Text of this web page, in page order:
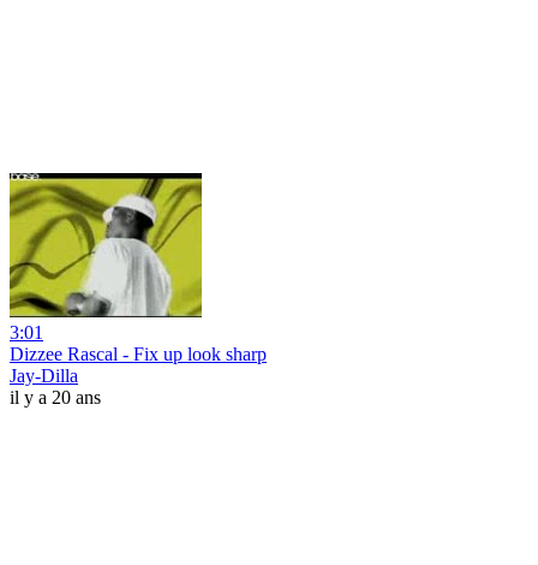
3:01
Dizzee Rascal - Fix up look sharp
Jay-Dilla
il y a 20 ans